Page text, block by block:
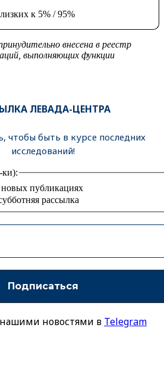
к 5% / 95%
внесена в реестр
выполняющих функции
ЛЕВАДА-ЦЕНТРА
чтобы быть в курсе последних
исследований!
ки):
публикациях
рассылка
новостями в Telegram